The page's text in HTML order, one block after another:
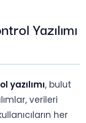
Yazılımı
yazılımı, bulut
verileri
her